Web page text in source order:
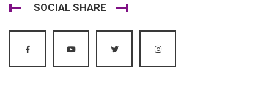
SOCIAL SHARE